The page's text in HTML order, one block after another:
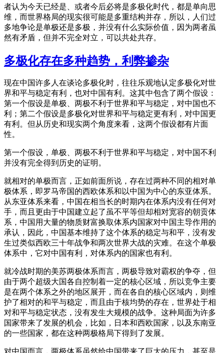
者认为今天已经是、或者今后必将是多极化时代，都是单向思
维，而世界格局的现实很可能是多重结构并存，所以，人们过
多地争论是单极还是多极，并没有什么实际价值，因为两者虽
然有矛盾，但并不完全对立，可以共处共存。
多极化存在多种趋势，利弊掺杂
现在中国许多人在谈论多极化时，往往乐观地认定多极化对世
界和平与稳定有利，也对中国有利。这其中包含了两个假设：
第一个假设是单极、两极不利于世界和平与稳定，对中国也不
利；第二个假设是多极化对世界和平与稳定更有利，对中国更
有利。但从历史和现实两个角度来看，这两个假设都有片面
性。
第一个假设，单极、两极不利于世界和平与稳定，对中国不利
并没有完全得到历史的证明。
就相对的单极而言，正如前面所说，存在过两种不同的相对单
极体系，即罗马帝国的西欧体系和以中国为中心的东亚体系。
从东亚体系来看，中国在相当长的时期内在体系内没有任何对
手，而且更由于中国建立起了虽不平等但却相对宽容的朝贡体
系，中国用大量的物质财富换取体系内国家对中国主导作用的
承认，因此，中国基本维持了这个体系的稳定与和平，没有发
生过类似西欧三十年战争和两次世界大战的灾难。在这个单极
体系中，它对中国有利，对体系内的国家也有利。
就冷战时期的美苏两极体系而言，两极导致对霸权的争夺，但
由于两个超级大国各自控制着一定的核心区域，所以竞争主要
是在两个体系之外的地区展开，而在各自的核心区域内，则维
护了相对的和平与稳定，而且由于核均势的存在，世界处于相
对和平与稳定状态，没有发生大规模的战争。这种局面为许多
国家带来了发展的机会，比如，日本和西欧国家，以及东南亚
的一些国家，都在这种两极格局下得到了发展。